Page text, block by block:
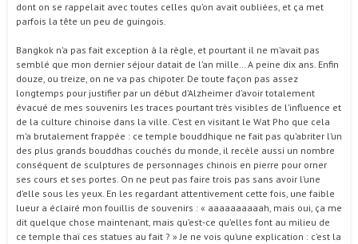
dont on se rappelait avec toutes celles qu’on avait oubliées, et ça met
parfois la tête un peu de guingois.
Bangkok n’a pas fait exception à la règle, et pourtant il ne m’avait pas
semblé que mon dernier séjour datait de l’an mille… A peine dix ans. Enfin
douze, ou treize, on ne va pas chipoter. De toute façon pas assez
longtemps pour justifier par un début d’Alzheimer d’avoir totalement
évacué de mes souvenirs les traces pourtant très visibles de l’influence et
de la culture chinoise dans la ville. C’est en visitant le Wat Pho que cela
m’a brutalement frappée : ce temple bouddhique ne fait pas qu’abriter l’un
des plus grands bouddhas couchés du monde, il recèle aussi un nombre
conséquent de sculptures de personnages chinois en pierre pour orner
ses cours et ses portes. On ne peut pas faire trois pas sans avoir l’une
d’elle sous les yeux. En les regardant attentivement cette fois, une faible
lueur a éclairé mon fouillis de souvenirs : « aaaaaaaaaah, mais oui, ça me
dit quelque chose maintenant, mais qu’est-ce qu’elles font au milieu de
ce temple thaï ces statues au fait ? » Je ne vois qu’une explication : c’est la